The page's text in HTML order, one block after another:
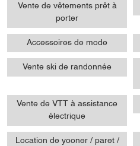
Vente de vêtements prêt à
porter
Accessoires de mode
Vente ski de randonnée
Vente de VTT à assistance
électrique
Location de yooner / paret /